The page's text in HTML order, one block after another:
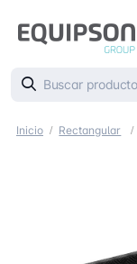
Inicio Rectangular